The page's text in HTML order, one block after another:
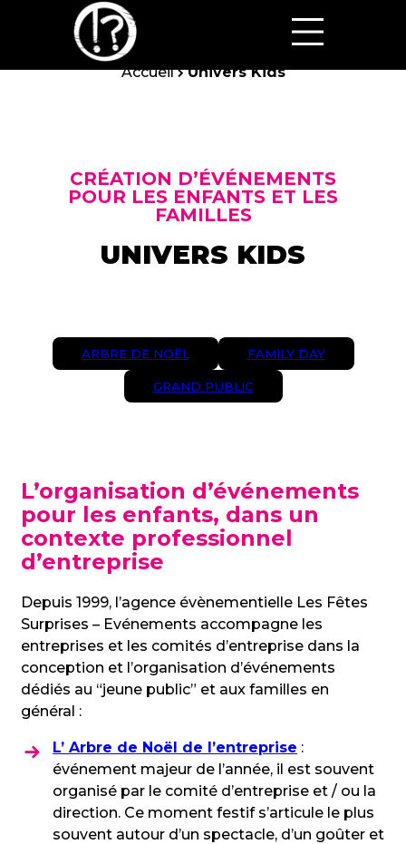
Accueil Univers Kids
CRÉATION D’ÉVÉNEMENTS
POUR LES ENFANTS ET LES
FAMILLES
UNIVERS KIDS
ARBRE DE NOËL FAMILY DAY
GRAND PUBLIC
L’organisation d’événements
pour les enfants, dans un
contexte professionnel
d’entreprise
Depuis 1999, l’agence évènementielle Les Fêtes
Surprises – Evénements accompagne les
entreprises et les comités d’entreprise dans la
conception et l’organisation d’événements
dédiés au “jeune public” et aux familles en
général :
L’ Arbre de Noël de l’entreprise :
événement majeur de l’année, il est souvent
organisé par le comité d’entreprise et / ou la
direction. Ce moment festif s’articule le plus
souvent autour d’un spectacle, d’un goûter et